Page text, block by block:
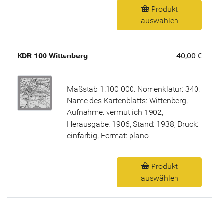
Produkt
auswählen
KDR 100 Wittenberg 40,00 €
Maßstab 1:100 000, Nomenklatur: 340,
Name des Kartenblatts: Wittenberg,
Aufnahme: vermutlich 1902,
Herausgabe: 1906, Stand: 1938, Druck:
einfarbig, Format: plano
Produkt
auswählen